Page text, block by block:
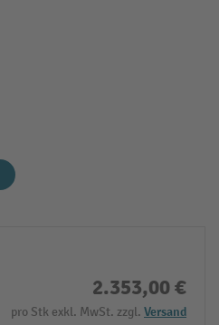
2.353,00 €
pro Stk exkl. MwSt. zzgl. Versand